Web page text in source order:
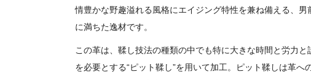
情豊かな野趣溢れる風格にエイジング特性を兼ね備える、男
に満ちた逸材です。
この革は、鞣し技法の種類の中でも特に大きな時間と労力と
を必要とする“ピット鞣し”を用いて加工。ピット鞣しは革へ